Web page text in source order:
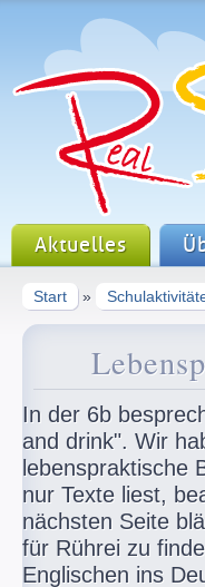
Aktuelles
Start »
In der 6b
and drink". Wir
lebenspraktische
nur Texte liest,
nächsten Seite
für Rührei zu
Englischen ins